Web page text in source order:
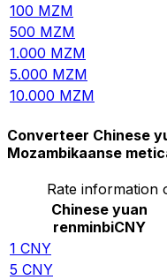
100 MZM
500 MZM
1.000 MZM
5.000 MZM
10.000 MZM
Converteer Chinese
Mozambikaanse
Rate information
Chinese yuan
renminbiCNY
1 CNY
5 CNY